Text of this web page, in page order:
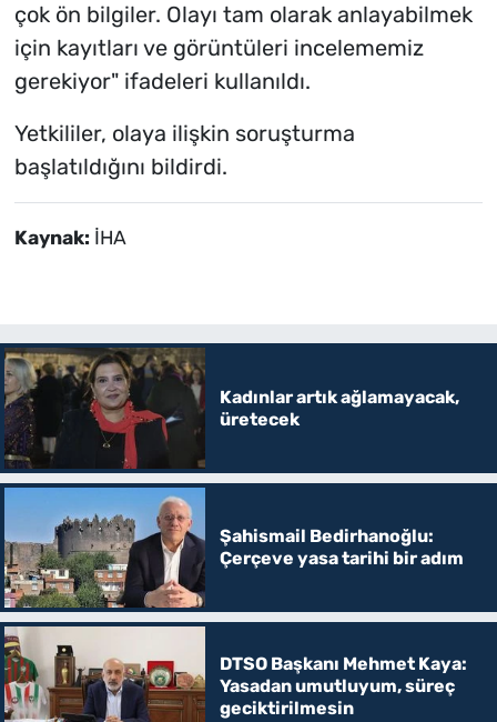
çok ön bilgiler. Olayı tam olarak anlayabilmek
için kayıtları ve görüntüleri incelememiz
gerekiyor" ifadeleri kullanıldı.
Yetkililer, olaya ilişkin soruşturma
başlatıldığını bildirdi.
Kaynak: İHA
Kadınlar artık ağlamayacak,
üretecek
Şahismail Bedirhanoğlu:
Çerçeve yasa tarihi bir adım
DTSO Başkanı Mehmet Kaya:
Yasadan umutluyum, süreç
geciktirilmesin